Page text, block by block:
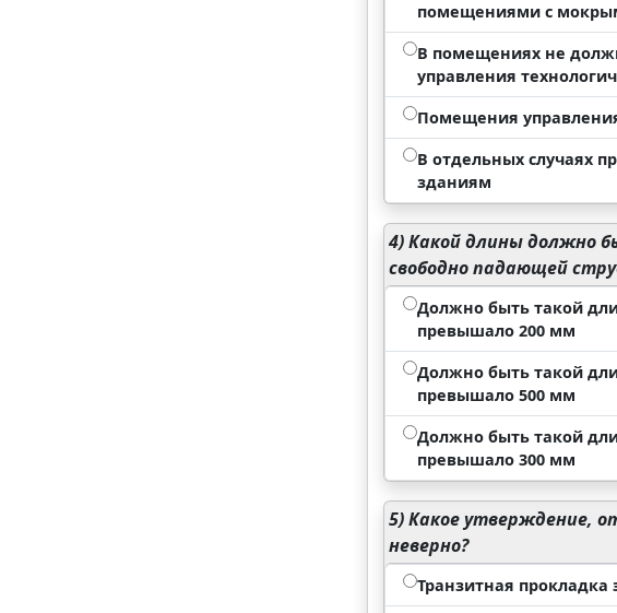
помещениями с
В помещениях не
управления
Помещения
В отдельных случаях
зданиям
4)Какой длины должно
свободно падающей
Должно быть такой
превышало 200 мм
Должно быть такой
превышало 500 мм
Должно быть такой
превышало 300 мм
5)Какое утверждение,
неверно?
Транзитная прокладка